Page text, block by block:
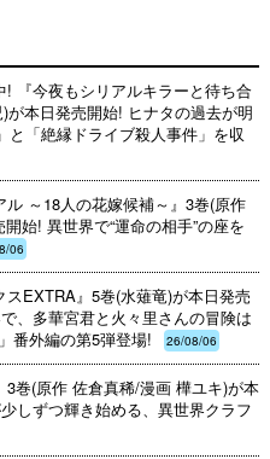
! 『今夜もシリアルキラーと待ち合
本日発売開始! ヒナタの過去が明
「絶縁ドライブ殺人事件」を収
ル ～18人の花嫁候補～』3巻(原作
始! 異世界で“運命の相手”の座を
06
スEXTRA』5巻(水薙竜)が本日発売
、多華宮君と火々里さんの冒険は
番外編の第5弾登場!
26/08/06
3巻(原作 佐倉真稀/漫画 樺ユキ)が本
しずつ輝き始める、異世界クラフ